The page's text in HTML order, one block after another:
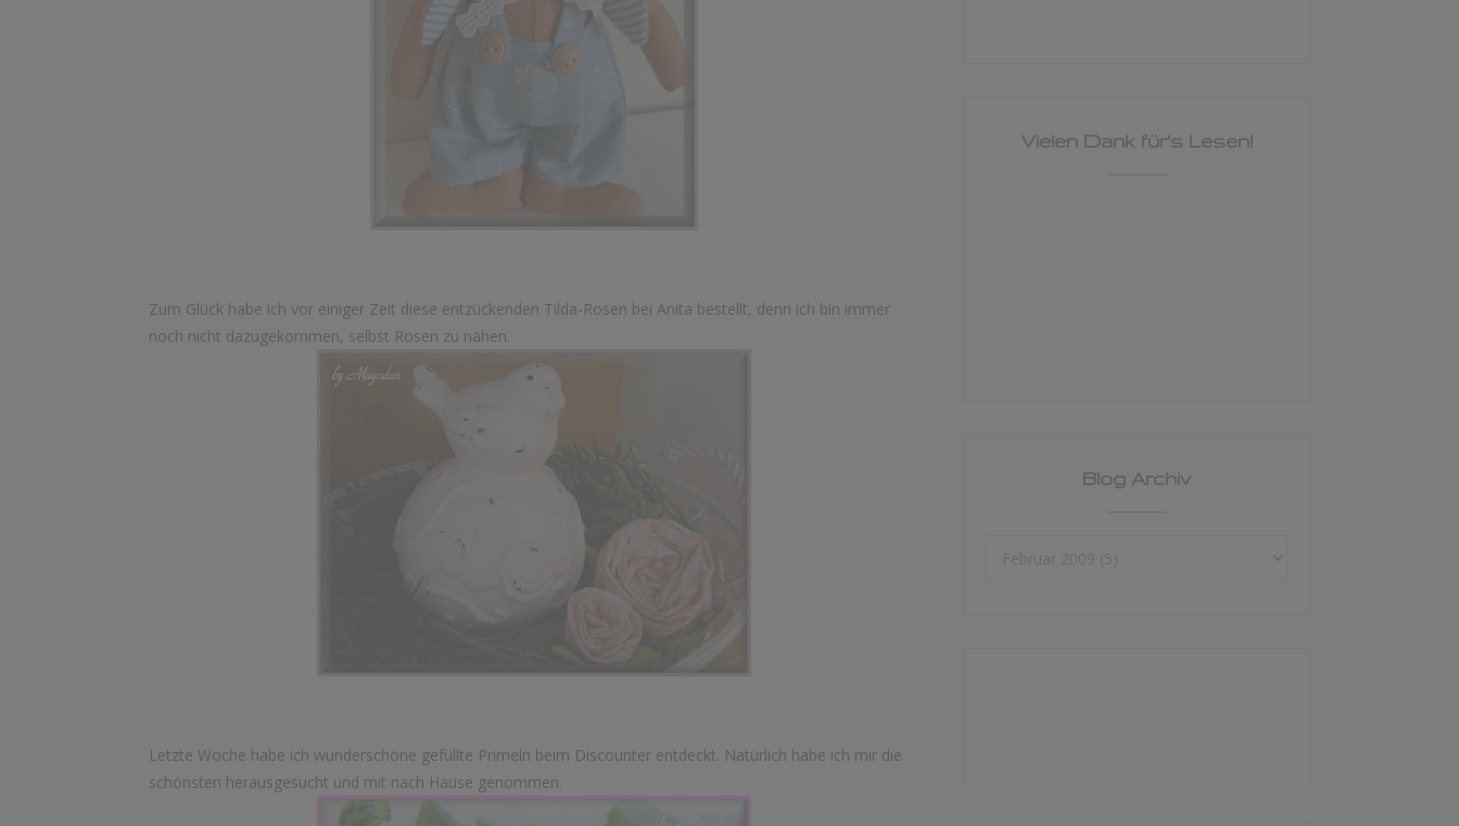
Zum Glück habe ich vor einiger Zeit diese entzückenden Tilda-Rosen bei Anita bestellt, denn ich bin immer
noch nicht dazugekommen, selbst Rosen zu nähen.
Letzte Woche habe ich wunderschöne gefüllte Primeln beim Discounter entdeckt. Natürlich habe ich mir die
schönsten herausgesucht und mit nach Hause genommen.
Vielen Dank für's Lesen!
Blog Archiv